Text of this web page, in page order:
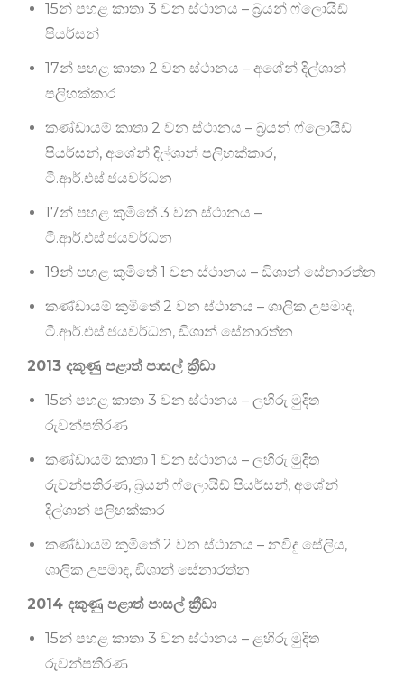
15න් පහළ කාතා 3 වන ස්ථානය – බ්‍රයන් ෆ්ලොයිඩ්
පියර්සන්
17න් පහළ කාතා 2 වන ස්ථානය – අශේන් දිල්ශාන්
පලිහක්කාර
කණ්ඩායම් කාතා 2 වන ස්ථානය – බ්‍රයන් ෆ්ලොයිඩ්
පියර්සන්, අශේන් දිල්ශාන් පලිහක්කාර,
ටී.ආර්.එස්.ජයවර්ධන
17න් පහළ කුමිතේ 3 වන ස්ථානය –
ටී.ආර්.එස්.ජයවර්ධන
19න් පහළ කුමිතේ 1 වන ස්ථානය – ඩිශාන් සේනාරත්න
කණ්ඩායම් කුමිතේ 2 වන ස්ථානය – ශාලික උපමාද,
ටී.ආර්.එස්.ජයවර්ධන, ඩිශාන් සේනාරත්න
2013 දකූණු පළාත් පාසල් ක්‍රීඩා
15න් පහළ කාතා 3 වන ස්ථානය – ලහිරු මුදිත
රුවන්පතිරණ
කණ්ඩායම් කාතා 1 වන ස්ථානය – ලහිරු මුදිත
රුවන්පතිරණ, බ්‍රයන් ෆ්ලොයිඩ් පියර්සන්, අශේන්
දිල්ශාන් පලිහක්කාර
කණ්ඩායම් කුමිතේ 2 වන ස්ථානය – නවිදු සේලිය,
ශාලික උපමාද, ඩිශාන් සේනාරත්න
2014 දකුණු පළාත් පාසල් ක්‍රීඩා
15න් පහළ කාතා 3 වන ස්ථානය – ළහිරු මුදිත
රුවන්පතිරණ